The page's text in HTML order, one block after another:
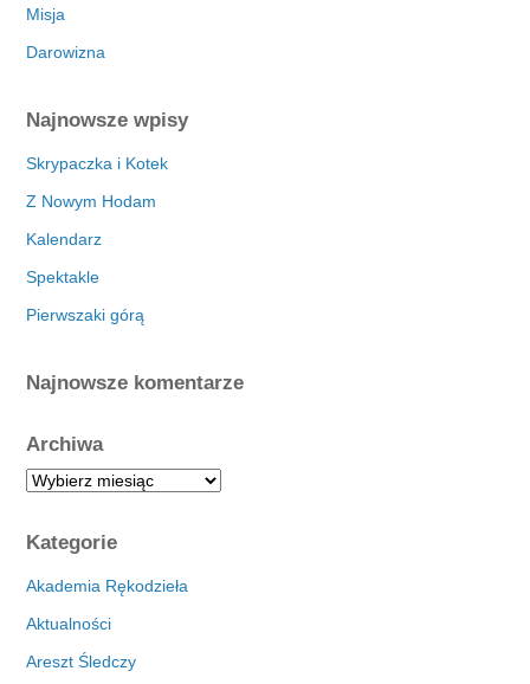
Misja
Darowizna
Najnowsze wpisy
Skrypaczka i Kotek
Z Nowym Hodam
Kalendarz
Spektakle
Pierwszaki górą
Najnowsze komentarze
Archiwa
A
h
i
a
Kategorie
Akademia Rękodzieła
Aktualności
Areszt Śledczy